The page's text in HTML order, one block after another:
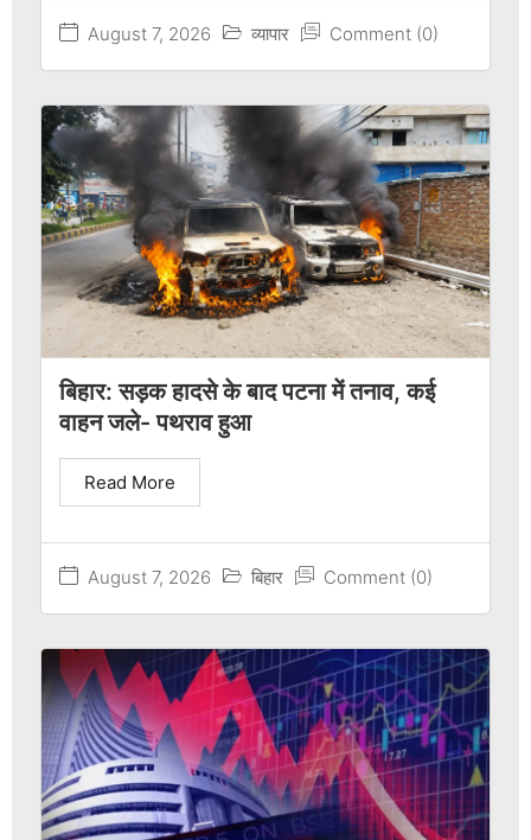
August 7, 2026 व्यापार Comment (0)
बिहार: सड़क हादसे के बाद पटना में तनाव, कई
वाहन जले- पथराव हुआ
August 7, 2026 बिहार Comment (0)
Read More